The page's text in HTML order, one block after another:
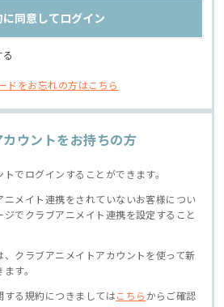
ドをお忘れの方はこちら
ウントをお持ちの方
でログインすることができます。
メイト連携をされていないお客様につい
でクラブアニメイト連携を設定すること
クラブアニメイトアカウントを使って新
す。
る規約につきましてはこちら からご確認